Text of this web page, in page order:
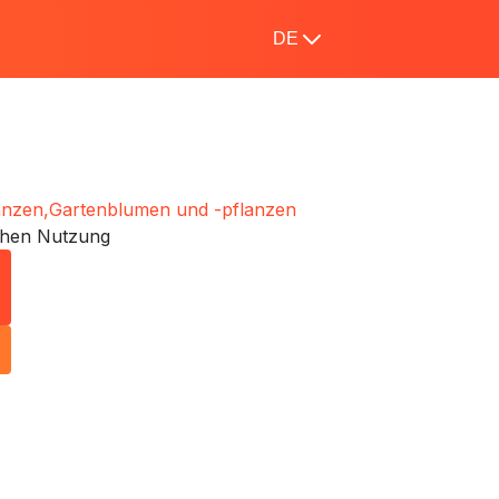
DE
Gartenblumen und -pflanzen
Nutzung